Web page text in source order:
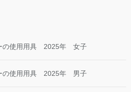
の使用用具 2025年 女子
の使用用具 2025年 男子